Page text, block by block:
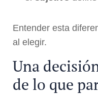
Entender esta
al elegir.
Una
de lo que